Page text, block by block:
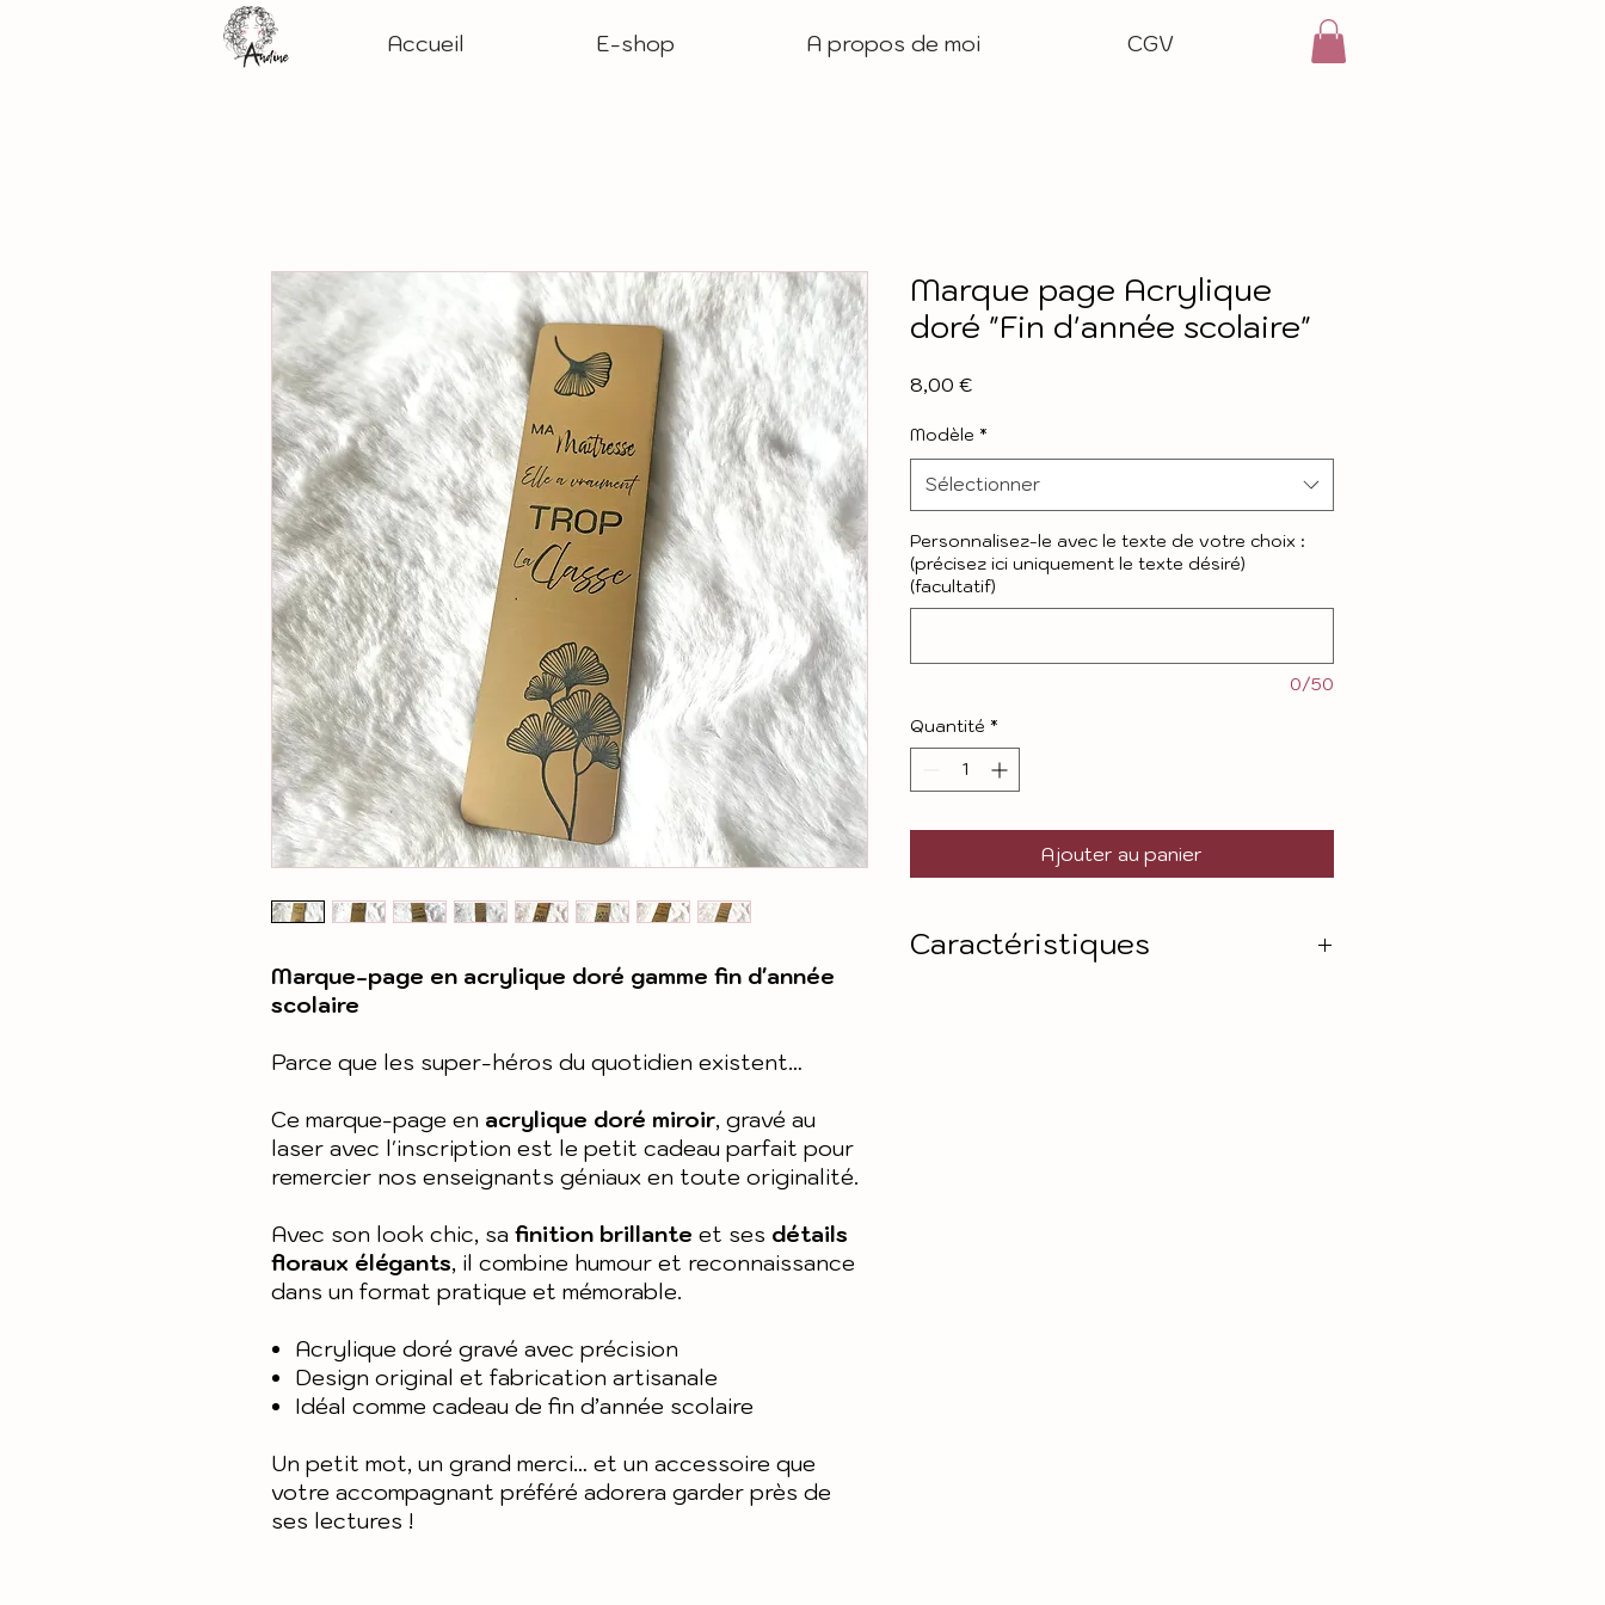
Accueil E-shop A propos de moi CGV
Marque-page en acrylique doré gamme fin d'année
scolaire
Parce que les super-héros du quotidien existent…
Ce marque-page en acrylique doré miroir, gravé au
laser avec l'inscription est le petit cadeau parfait pour
remercier nos enseignants géniaux en toute originalité.
Avec son look chic, sa finition brillante et ses détails
floraux élégants, il combine humour et reconnaissance
dans un format pratique et mémorable.
Acrylique doré gravé avec précision
Design original et fabrication artisanale
Idéal comme cadeau de fin d’année scolaire
Un petit mot, un grand merci… et un accessoire que
votre accompagnant préféré adorera garder près de
ses lectures !
Marque page Acrylique
doré "Fin d'année scolaire"
8,00 €
Modèle *
Sélectionner
Personnalisez-le avec le texte de votre choix :
(précisez ici uniquement le texte désiré)
(facultatif)
0/50
Quantité *
Ajouter au panier
Caractéristiques